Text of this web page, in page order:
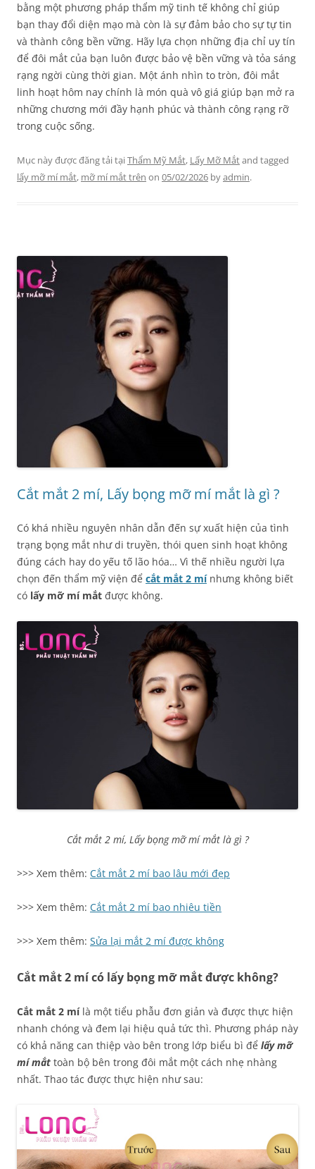
bằng một phương pháp thẩm mỹ tinh tế không chỉ giúp
bạn thay đổi diện mạo mà còn là sự đảm bảo cho sự tự tin
và thành công bền vững. Hãy lựa chọn những địa chỉ uy tín
để đôi mắt của bạn luôn được bảo vệ bền vững và tỏa sáng
rạng ngời cùng thời gian. Một ánh nhìn to tròn, đôi mắt
linh hoạt hôm nay chính là món quà vô giá giúp bạn mở ra
những chương mới đầy hạnh phúc và thành công rạng rỡ
trong cuộc sống.
Mục này được đăng tải tạiThẩm Mỹ Mắt, Lấy Mỡ Mắtand tagged
lấy mỡ mí mắt, mỡ mí mắt trên on 05/02/2026 byadmin.
Cắt mắt 2 mí, Lấy bọng mỡ mí mắt là gì ?
Có khá nhiều nguyên nhân dẫn đến sự xuất hiện của tình
trạng bọng mắt như di truyền, thói quen sinh hoạt không
đúng cách hay do yếu tố lão hóa… Vì thế nhiều người lựa
chọn đến thẩm mỹ viện để cắt mắt 2 mínhưng không biết
có lấy mỡ mí mắt được không.
Cắt mắt 2 mí, Lấy bọng mỡ mí mắt là gì ?
>>> Xem thêm: Cắt mắt 2 mí bao lâu mới đẹp
>>> Xem thêm: Cắt mắt 2 mí bao nhiêu tiền
>>> Xem thêm: Sửa lại mắt 2 mí được không
Cắt mắt 2 mí có lấy bọng mỡ mắt được không?
Cắt mắt 2 mílà một tiểu phẫu đơn giản và được thực hiện
nhanh chóng và đem lại hiệu quả tức thì. Phương pháp này
có khả năng can thiệp vào bên trong lớp biểu bì để lấy mỡ
mí mắt toàn bộ bên trong đôi mắt một cách nhẹ nhàng
nhất. Thao tác được thực hiện như sau: